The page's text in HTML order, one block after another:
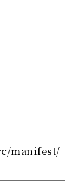
manifest/